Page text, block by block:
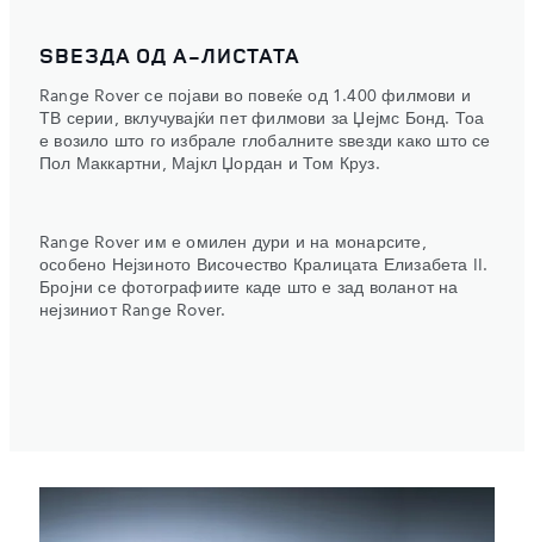
ЅВЕЗДА ОД А-ЛИСТАТА
Range Rover се појави во повеќе од 1.400 филмови и
ТВ серии, вклучувајќи пет филмови за Џејмс Бонд. Тоа
е возило што го избрале глобалните ѕвезди како што се
Пол Маккартни, Мајкл Џордан и Том Круз.
Range Rover им е омилен дури и на монарсите,
особено Нејзиното Височество Кралицата Елизабета II.
Бројни се фотографиите каде што е зад воланот на
нејзиниот Range Rover.